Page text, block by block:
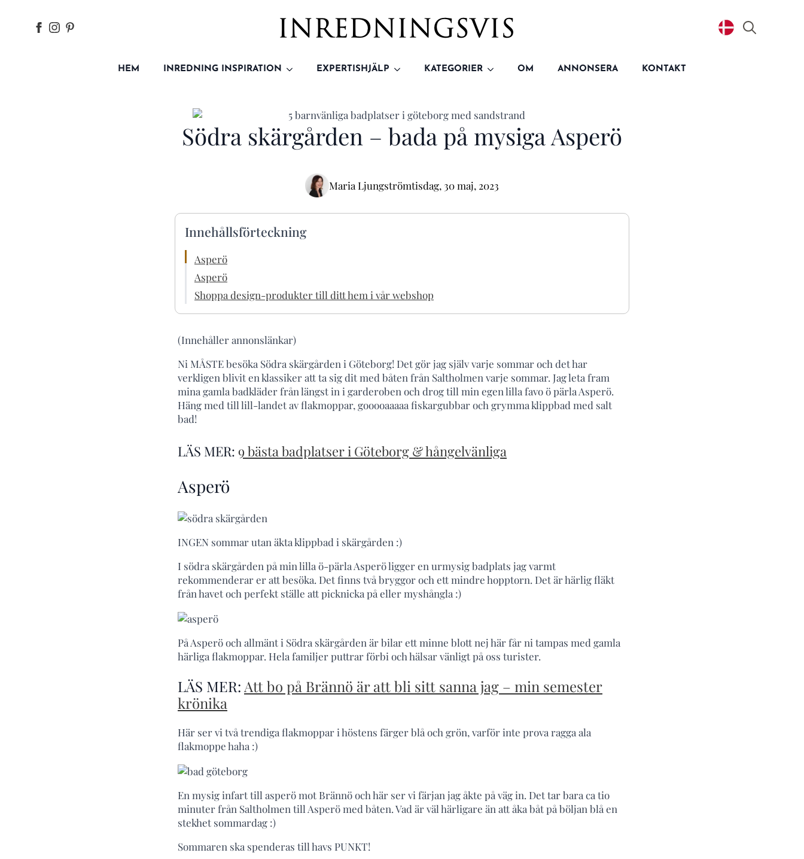
HEM INREDNING INSPIRATION EXPERTISHJÄLP KATEGORIER OM ANNONSERA KONTAKT
Södra skärgården – bada på mysiga Asperö
Maria Ljungströmtisdag, 30 maj, 2023
Innehållsförteckning
Asperö
Asperö
Shoppa design-produkter till ditt hem i vår webshop
(Innehåller annonslänkar)
Ni MÅSTE besöka Södra skärgården i Göteborg! Det gör jag själv varje sommar och det har
verkligen blivit en klassiker att ta sig dit med båten från Saltholmen varje sommar. Jag leta fram
mina gamla badkläder från längst in i garderoben och drog till min egen lilla favo ö pärla Asperö.
Häng med till lill-landet av flakmoppar, gooooaaaaa fiskargubbar och grymma klippbad med salt
bad!
LÄS MER: 9 bästa badplatser i Göteborg & hångelvänliga
Asperö
INGEN sommar utan äkta klippbad i skärgården :)
I södra skärgården på min lilla ö-pärla Asperö ligger en urmysig badplats jag varmt
rekommenderar er att besöka. Det finns två bryggor och ett mindre hopptorn. Det är härlig fläkt
från havet och perfekt ställe att picknicka på eller myshångla :)
På Asperö och allmänt i Södra skärgården är bilar ett minne blott nej här får ni tampas med gamla
härliga flakmoppar. Hela familjer puttrar förbi och hälsar vänligt på oss turister.
LÄS MER: Att bo på Brännö är att bli sitt sanna jag – min semester
krönika
Här ser vi två trendiga flakmoppar i höstens färger blå och grön, varför inte prova ragga ala
flakmoppe haha :)
En mysig infart till asperö mot Brännö och här ser vi färjan jag åkte på väg in. Det tar bara ca tio
minuter från Saltholmen till Asperö med båten. Vad är väl härligare än att åka båt på böljan blå en
stekhet sommardag :)
Sommaren ska spenderas till havs PUNKT!